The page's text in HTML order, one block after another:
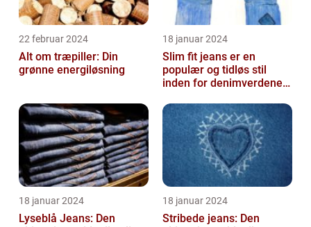
22 februar 2024
Alt om træpiller: Din
grønne energiløsning
18 januar 2024
Slim fit jeans er en
populær og tidløs stil
inden for denimverdenen,
pasform o...
18 januar 2024
Lyseblå Jeans: Den
18 januar 2024
Stribede jeans: Den